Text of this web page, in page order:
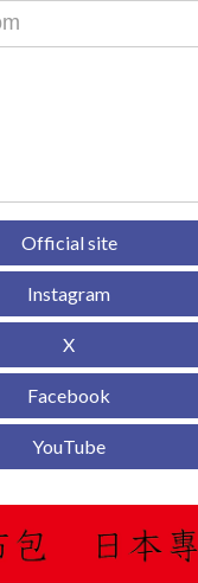
Official site
Instagram
X
Facebook
YouTube